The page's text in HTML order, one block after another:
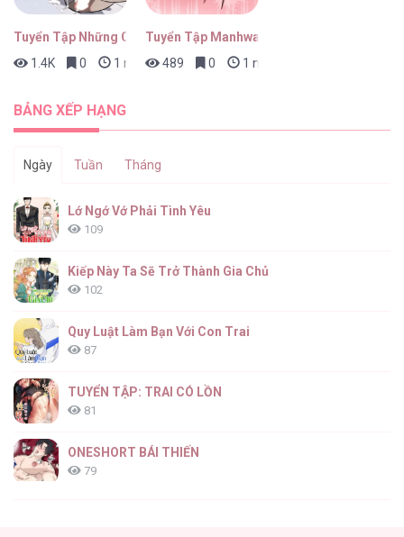
Sợi Chỉ Đỏ Không Tàn [...] – Chap 23
Tuyển Tập Những Con Bot Dâm Múp Rụp
1.4K
0 1 ngày trước
Tuyển Tập Manhwa Ngắn Bạo Dăm
489
0 1 ngày trước
BẢNG XẾP HẠNG
Ngày Tuần Tháng
Lớ Ngớ Vớ Phải Tình Yêu
109
Kiếp Này Ta Sẽ Trở Thành Gia Chủ
102
Quy Luật Làm Bạn Với Con Trai
87
TUYỂN TẬP: TRAI CÓ LỒN
81
ONESHORT BÁI THIẾN
79